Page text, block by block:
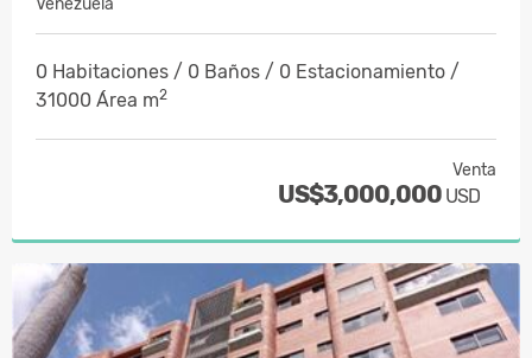
Venezuela
0 Habitaciones / 0 Baños / 0 Estacionamiento /
31000 Área m2
Venta
US$3,000,000 USD